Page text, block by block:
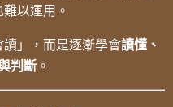
以運用。
」，而是逐漸學會讀懂、
判斷 。